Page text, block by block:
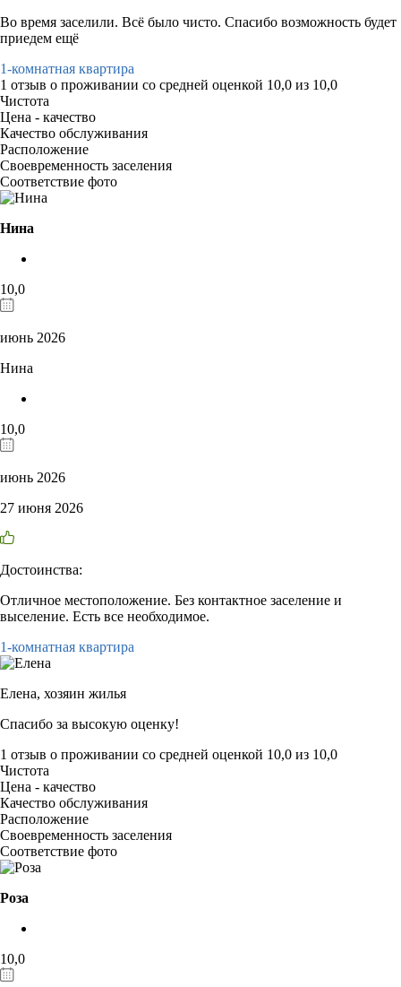
Во время заселили. Всё было чисто. Спасибо возможность будет
приедем ещё
1-комнатная квартира
1 отзыв о проживании со средней оценкой 10,0 из 10,0
Чистота
Цена - качество
Качество обслуживания
Расположение
Своевременность заселения
Соответствие фото
Нина
10,0
июнь 2026
Нина
10,0
июнь 2026
27 июня 2026
Достоинства:
Отличное местоположение. Без контактное заселение и
выселение. Есть все необходимое.
1-комнатная квартира
Елена, хозяин жилья
Спасибо за высокую оценку!
1 отзыв о проживании со средней оценкой 10,0 из 10,0
Чистота
Цена - качество
Качество обслуживания
Расположение
Своевременность заселения
Соответствие фото
Роза
10,0